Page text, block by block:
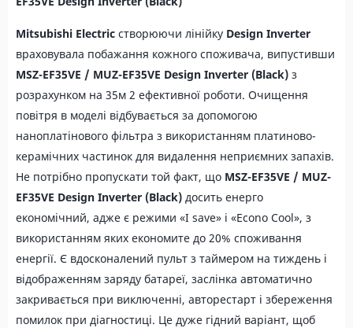
Mitsubishi Electric створюючи лінійку Design Inverter
враховувала побажання кожного споживача, випустивши
MSZ-EF35VE / MUZ-EF35VE Design Inverter (Black) з
розрахунком на 35м 2 ефективної роботи. Очищення
повітря в моделі відбувається за допомогою
наноплатінового фільтра з використанням платиново-
керамічних частинок для видалення неприємних запахів.
Не потрібно пропускати той факт, що MSZ-EF35VE / MUZ-
EF35VE Design Inverter (Black) досить енерго
економічний, адже є режими «I save» і «Econo Cool», з
використанням яких економите до 20% споживання
енергії. Є вдосконалений пульт з таймером на тиждень і
відображенням заряду батареї, заслінка автоматично
закривається при виключенні, авторестарт і збереження
помилок при діагностиці. Це дуже гідний варіант, щоб